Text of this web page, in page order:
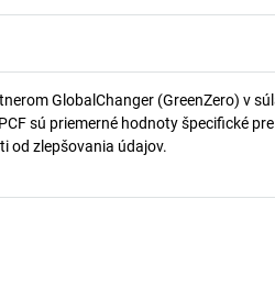
GlobalChanger (GreenZero) v
sú priemerné hodnoty špecifické
od zlepšovania údajov.